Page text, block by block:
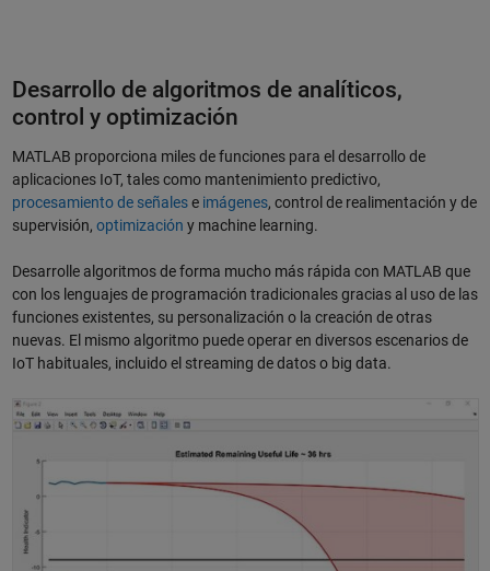
Desarrollo de algoritmos de analíticos,
control y optimización
MATLAB proporciona miles de funciones para el desarrollo de
aplicaciones IoT, tales como mantenimiento predictivo,
procesamiento de señalese imágenes, control de realimentación y de
supervisión, optimización y machine learning.
Desarrolle algoritmos de forma mucho más rápida con MATLAB que
con los lenguajes de programación tradicionales gracias al uso de las
funciones existentes, su personalización o la creación de otras
nuevas. El mismo algoritmo puede operar en diversos escenarios de
IoT habituales, incluido el streaming de datos o big data.